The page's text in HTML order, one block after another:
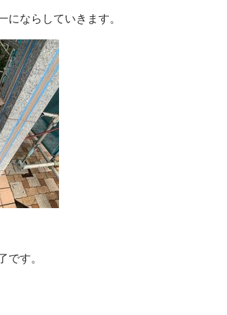
にならしていきます。
です。